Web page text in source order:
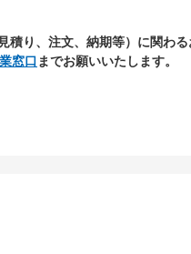
積り、注文、納期等）に関わ
窓口 までお願いいたします。